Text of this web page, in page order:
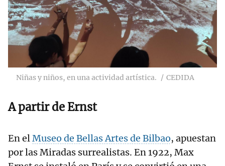
Niñas y niños, en una actividad artística. CEDIDA
A partir de Ernst
En elMuseo de Bellas Artes de Bilbao, apuestan
por las Miradas surrealistas. En 1922, Max